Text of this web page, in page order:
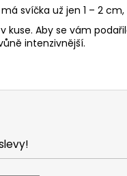
svíčka už jen 1 – 2
kuse. Aby se vám
intenzivnější.